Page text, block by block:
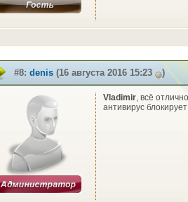
#8: denis (16 августа 2016 15:23 )
Vladimir, всё
антивирус